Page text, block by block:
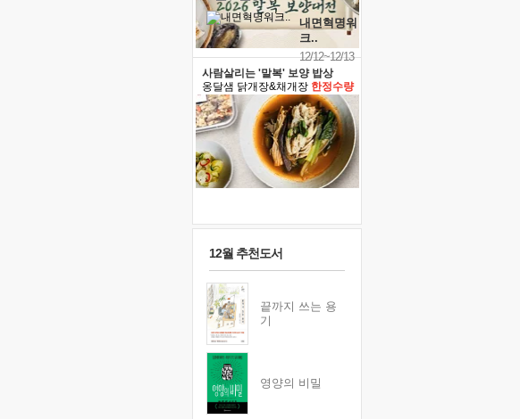
내면혁명워
크..
12/12~12/13
사람살리는 '말복' 보양 밥상
옹달샘 닭개장&채개장 한정수량
12월 추천도서
끝까지 쓰는 용
기
영양의 비밀